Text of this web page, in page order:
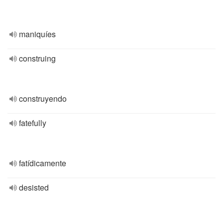
maniquíes
construing
construyendo
fatefully
fatídicamente
desisted